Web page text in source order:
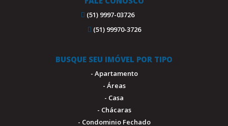
(51) 9997-03726
(51) 99970-3726
BUSQUE SEU IMÓVEL POR TIPO
- Apartamento
- Áreas
- Casa
- Chácaras
- Condominio Fechado